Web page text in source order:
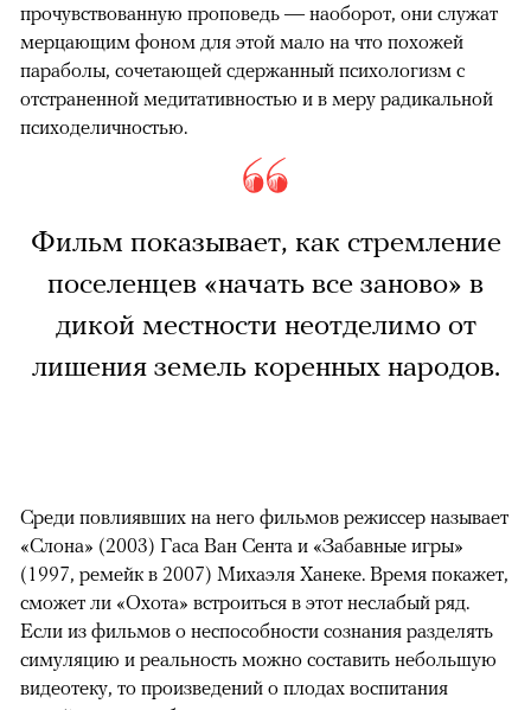
прочувствованную проповедь — наоборот, они служат
мерцающим фоном для этой мало на что похожей
параболы, сочетающей сдержанный психологизм с
отстраненной медитативностью и в меру радикальной
психоделичностью.
Фильм показывает, как стремление
поселенцев «начать все заново» в
дикой местности неотделимо от
лишения земель коренных народов.
Среди повлиявших на него фильмов режиссер называет
«Слона» (2003) Гаса Ван Сента и «Забавные игры»
(1997, ремейк в 2007) Михаэля Ханеке. Время покажет,
сможет ли «Охота» встроиться в этот неслабый ряд.
Если из фильмов о неспособности сознания разделять
симуляцию и реальность можно составить небольшую
видеотеку, то произведений о плодах воспитания